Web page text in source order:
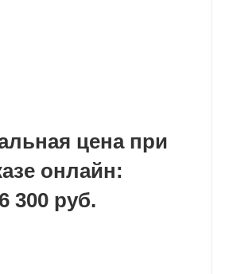
цена при
онлайн:
6 300 руб.